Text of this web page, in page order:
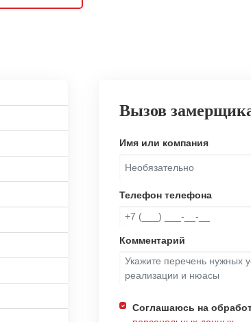
Вызов
Имя или компания
Телефон телефона
Комментарий
Соглашаюсь на